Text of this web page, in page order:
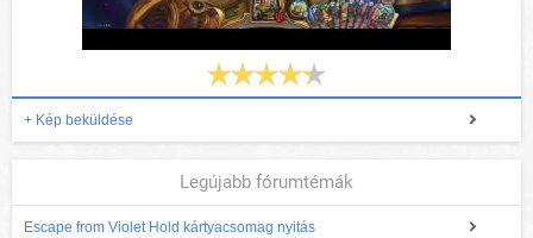
+ Kép beküldése
Legújabb fórumtémák
Escape from Violet Hold kártyacsomag nyitás